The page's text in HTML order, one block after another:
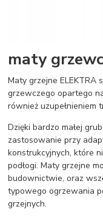
maty
Maty grzejne ELEKTRA
grzewczego opartego
również uzupełnieniem
Dzięki bardzo małej
zastosowanie przy
konstrukcyjnych, które
podłogi. Maty grzejne
budownictwie, oraz
typowego ogrzewania
grzejnych.